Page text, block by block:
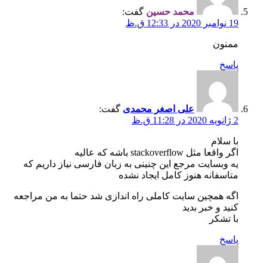
محمد حسین گفت:
19 نوامبر 2020 در 12:33 ق.ظ
ممنون
پاسخ
علی اصغر محمدی گفت:
2 ژانویه 2020 در 11:28 ق.ظ
با سلام
اگر واقعا مثل stackoverflow باشه که عالیه
یه وبسایت مرجع این چنینی به زبان فارسی نیاز داریم که
متاسفانه هنوز کامل ایجاد نشده
اگه همچین سایت کاملی راه اندازی شد حتما به من مراجعه
کنید و خبر بدید
با تشکر
پاسخ